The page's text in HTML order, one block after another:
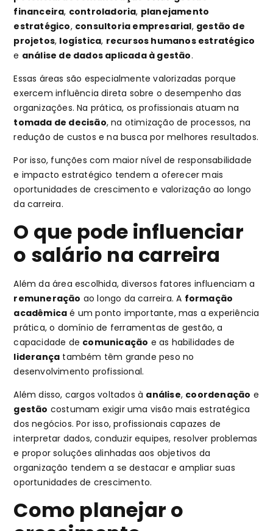
financeira, controladoria, planejamento
estratégico, consultoria empresarial, gestão de
projetos, logística, recursos humanos estratégico
e análise de dados aplicada à gestão.
Essas áreas são especialmente valorizadas porque
exercem influência direta sobre o desempenho das
organizações. Na prática, os profissionais atuam na
tomada de decisão, na otimização de processos, na
redução de custos e na busca por melhores resultados.
Por isso, funções com maior nível de responsabilidade
e impacto estratégico tendem a oferecer mais
oportunidades de crescimento e valorização ao longo
da carreira.
O que pode influenciar
o salário na carreira
Além da área escolhida, diversos fatores influenciam a
remuneração ao longo da carreira. A formação
acadêmica é um ponto importante, mas a experiência
prática, o domínio de ferramentas de gestão, a
capacidade de comunicação e as habilidades de
liderança também têm grande peso no
desenvolvimento profissional.
Além disso, cargos voltados à análise, coordenação e
gestão costumam exigir uma visão mais estratégica
dos negócios. Por isso, profissionais capazes de
interpretar dados, conduzir equipes, resolver problemas
e propor soluções alinhadas aos objetivos da
organização tendem a se destacar e ampliar suas
oportunidades de crescimento.
Como planejar o